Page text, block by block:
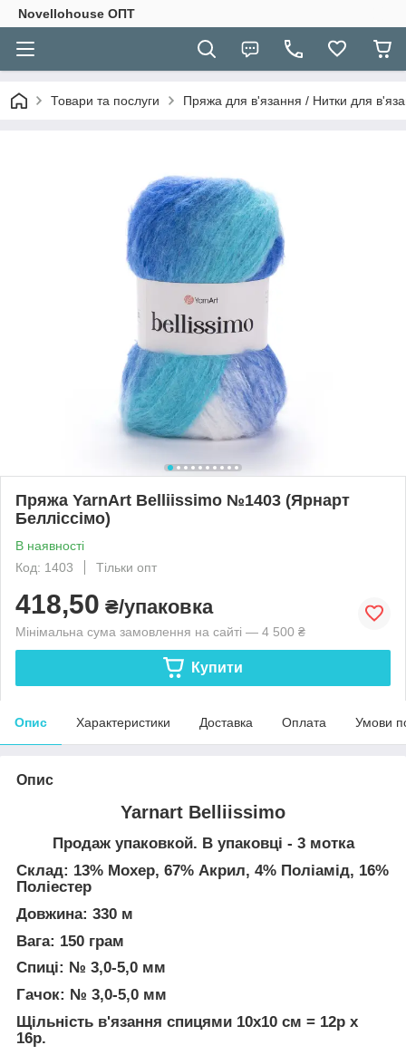
Novellohouse ОПТ
Товари та послуги Пряжа для в'язання / Нитки для
Пряжа YarnArt Belliissimo №1403 (Ярнарт
Белліссімо)
В наявності
Код: 1403
Тільки опт
418,50 ₴/упаковка
Мінімальна сума замовлення на сайті — 4 500 ₴
Купити
Опис Характеристики Доставка Оплата Умови
Опис
Yarnart Belliissimo
Продаж упаковкой. В упаковці - 3 мотка
Склад: 13% Мохер, 67% Акрил, 4% Поліамід, 16%
Поліестер
Довжина: 330 м
Вага: 150 грам
Спиці: № 3,0-5,0 мм
Гачок: № 3,0-5,0 мм
Щільність в'язання спицями 10х10 см = 12p х
16р.